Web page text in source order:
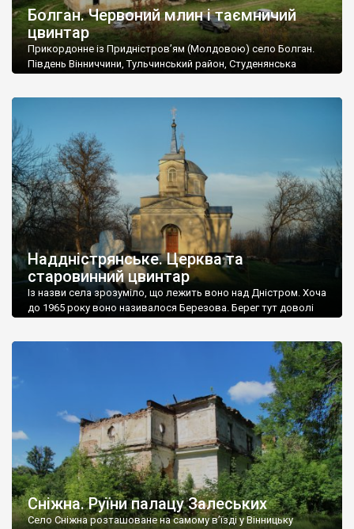
Болган. Червоний млин і таємничий
цвинтар
Прикордонне із Придністров’ям (Молдовою) село Болган.
Південь Вінниччини, Тульчинський район, Студенянська
старовинний цвинтар із кам’яними хрестами. Всі епітафії, які
збереглися, написані кирилицею, церковнослов’янською
мовою. За всіма традиційними ознаками – цвинтар
український. Хрести датуються 19 століттям. У 1924-1940
роках Болган […]
Наддністрянське. Церква та
старовинний цвинтар
Із назви села зрозуміло, що лежить воно над Дністром. Хоча
до 1965 року воно називалося Березова. Берег тут доволі
Наддністрянське відрізняється від більшості навколишніх
сіл. У селі є мурована Михайлівська церква. Точної дати […]
Сніжна. Руїни палацу Залеських
Село Сніжна розташоване на самому в’їзді у Вінницьку